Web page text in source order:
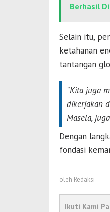
Berhasil
Selain itu,
ketahanan
tantangan
“Kita juga
dikerjakan
Masela,
Dengan
fondasi
oleh Redaksi
Ikuti Kami